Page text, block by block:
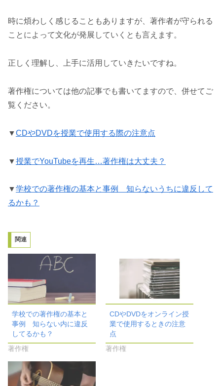
時に煩わしく感じることもありますが、著作者が守られる
ことによって文化が発展していくとも言えます。
正しく理解し、上手に活用していきたいですね。
著作権については他の記事でも書いてますので、併せてご
覧ください。
▼CDやDVDを授業で使用する際の注意点
▼授業でYouTubeを再生…著作権は大丈夫？
▼学校での著作権の基本と事例 知らないうちに違反して
るかも？
関連
学校での著作権の基本と
事例 知らない内に違反
してるかも？
著作権
CDやDVDをオンライン授
業で使用するときの注意
点
著作権